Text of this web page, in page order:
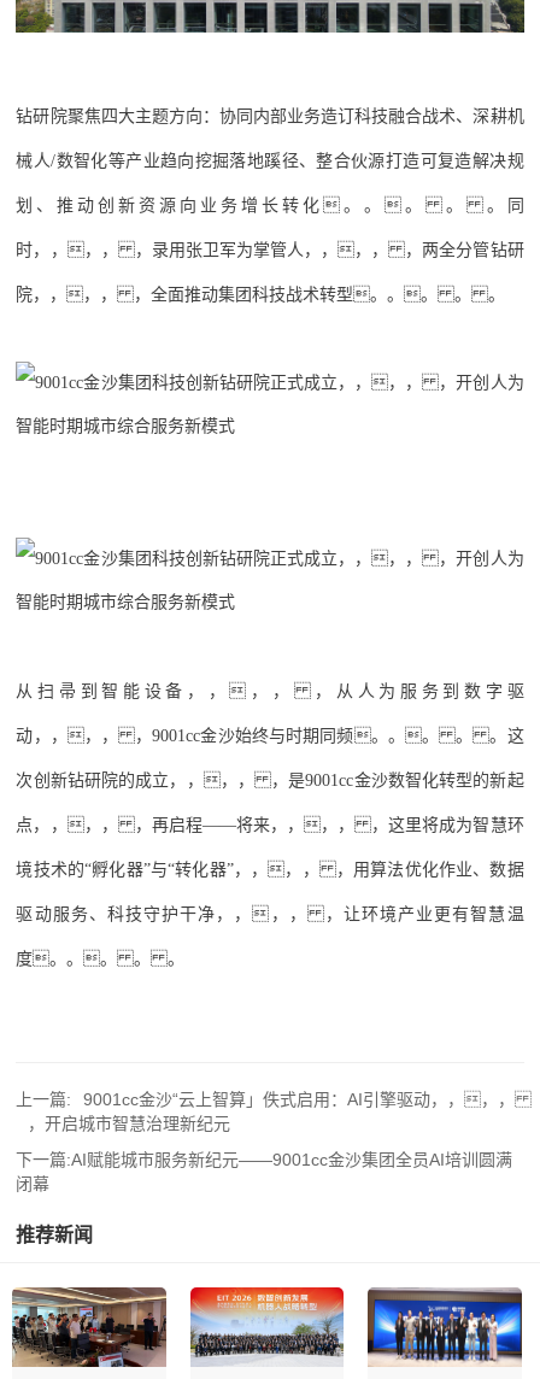
钻研院聚焦四大主题方向：协同内部业务造订科技融合战术、深耕机
械人/数智化等产业趋向挖掘落地蹊径、整合伙源打造可复造解决规
划、推动创新资源向业务增长转化。。。 。 。同
时，，，， ，录用张卫军为掌管人，，，， ，两全分管钻研
院，，，， ，全面推动集团科技战术转型。。。 。 。
从扫帚到智能设备，，，， ，从人为服务到数字驱
动，，，， ，9001cc金沙始终与时期同频。。。 。 。这
次创新钻研院的成立，，，， ，是9001cc金沙数智化转型的新起
点，，，， ，再启程——将来，，，， ，这里将成为智慧环
境技术的“孵化器”与“转化器”，，，， ，用算法优化作业、数据
驱动服务、科技守护干净，，，， ，让环境产业更有智慧温
度。。。 。 。
上一篇:
9001cc金沙“云上智算」佚式启用：AI引擎驱动，，，，
，开启城市智慧治理新纪元
下一篇:AI赋能城市服务新纪元——9001cc金沙集团全员AI培训圆满
闭幕
推荐新闻